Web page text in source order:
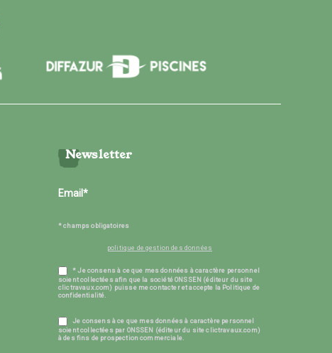
Newsletter
* champs obligatoires
politique de gestion des données
* Je consens à ce que mes données à caractère personnel
soient collectées afin que la société ONSSEN (éditeur du site
clictravaux.com) puisse me contacter et accepte la Politique de
confidentialité.
Je consens à ce que mes données à caractère personnel
soient collectées par ONSSEN (éditeur du site clictravaux.com)
à des fins de prospection commerciale.